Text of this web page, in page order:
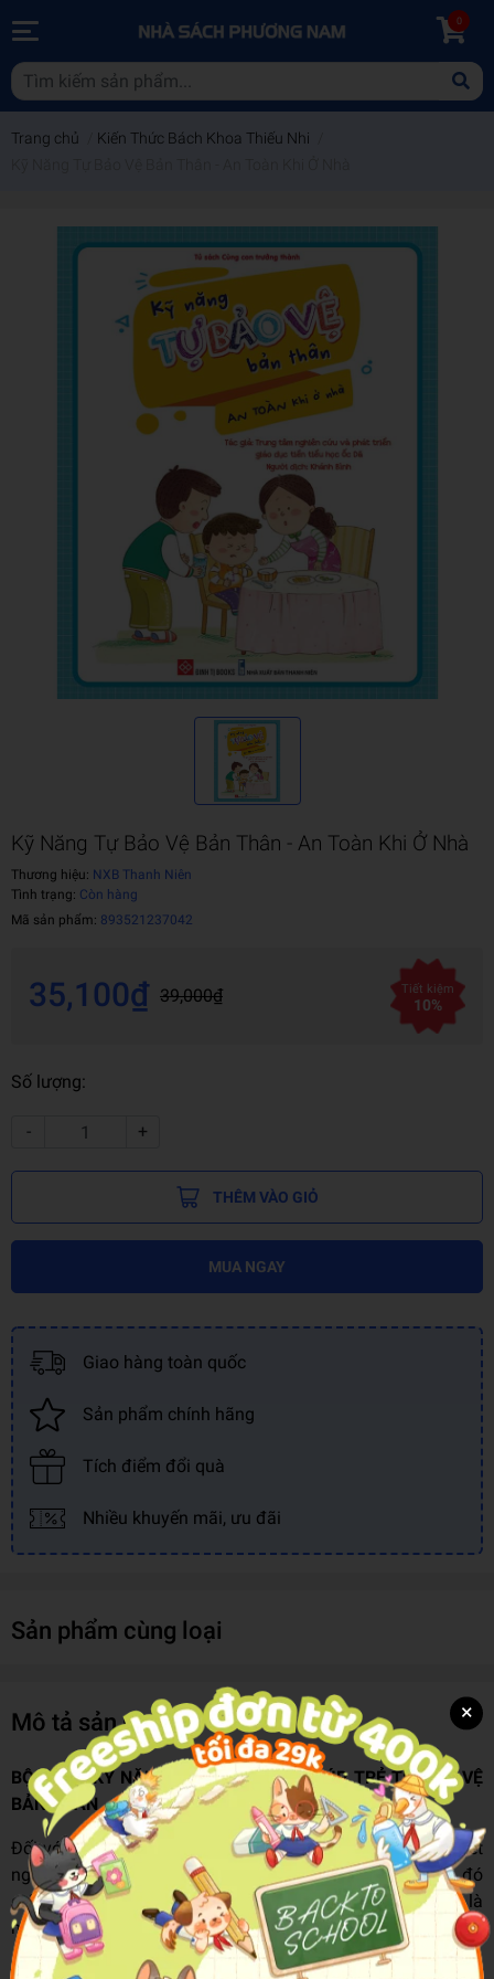
0
Trang chủ Kiến Thức Bách Khoa Thiếu Nhi
Kỹ Năng Tự Bảo Vệ Bản Thân - An Toàn Khi Ở Nhà
Thương hiệu: NXB Thanh Niên
Tình trạng: Còn hàng
Mã sản phẩm: 893521237042
35,100₫ 39,000₫ Tiết kiệm
10%
Số lượng:
- +
THÊM VÀO GIỎ
MUA NGAY
Giao hàng toàn quốc
Sản phẩm chính hãng
Tích điểm đổi quà
Nhiều khuyến mãi, ưu đãi
Sản phẩm cùng loại
Mô tả sản phẩm
BỘ SÁCH KỸ NĂNG SỐNG ĐẦU ĐỜI GIÚP TRẺ TỰ BẢO VỆ
BẢN THÂN
Đối với trẻ em ở độ tuổi 3-6, việc nâng cao ý thức nhận biết
nguy hiểm và trang bị kỹ năng tự bảo vệ bản thân, từ đó
giúp trẻ phòng tránh và ứng phó với những sự cố bất ngờ là
hết sức cần thiết.
Hãy trang bị ngay cho trẻ bộ sách“KỸ NĂNG TỰ BẢO VỆ
×